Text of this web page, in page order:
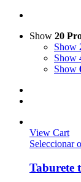
Show 20
Show
Show
Show
View Cart
Seleccionar
Taburete